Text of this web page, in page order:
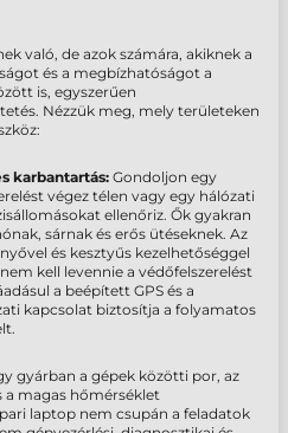
való, de azok számára, akiknek a
és a megbízhatóságot a
is, egyszerűen
Nézzük meg, mely területeken
karbantartás: Gondoljon egy
végez télen vagy egy hálózati
ellenőriz. Ők gyakran
sárnak és erős ütéseknek. Az
és kesztyűs kezelhetőséggel
kell levennie a védőfelszerelést
a beépített GPS és a
kapcsolat biztosítja a folyamatos
gyárban a gépek közötti por, az
a magas hőmérséklet
laptop nem csupán a feladatok